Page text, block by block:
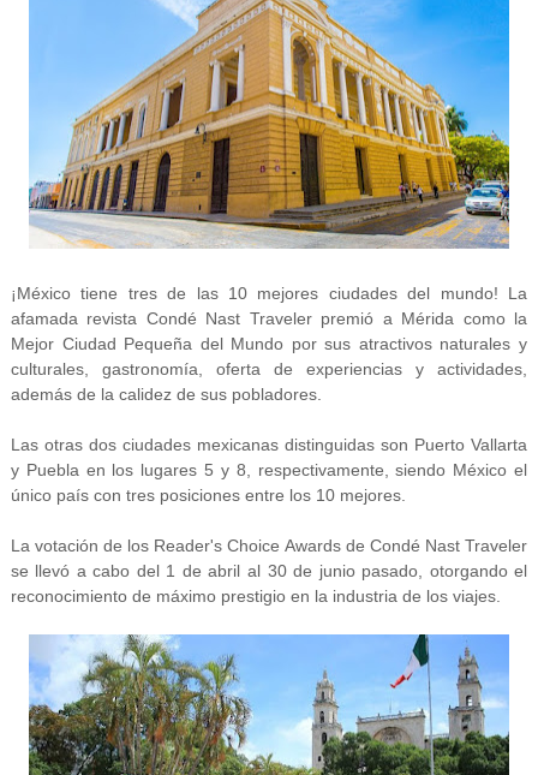
¡México tiene tres de las 10 mejores ciudades del mundo! La
afamada revista Condé Nast Traveler premió a Mérida como la
Mejor Ciudad Pequeña del Mundo por sus atractivos naturales y
culturales, gastronomía, oferta de experiencias y actividades,
además de la calidez de sus pobladores.
Las otras dos ciudades mexicanas distinguidas son Puerto Vallarta
y Puebla en los lugares 5 y 8, respectivamente, siendo México el
único país con tres posiciones entre los 10 mejores.
La votación de los Reader's Choice Awards de Condé Nast Traveler
se llevó a cabo del 1 de abril al 30 de junio pasado, otorgando el
reconocimiento de máximo prestigio en la industria de los viajes.